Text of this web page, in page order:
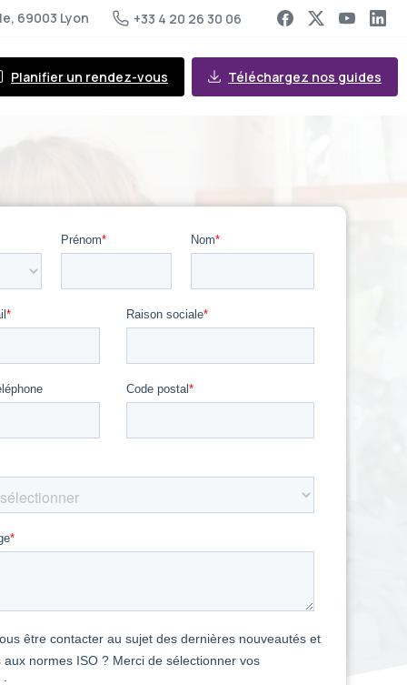
69003 Lyon +33 4 20 26 30 06
Planifier un rendez-vous Téléchargez nos guides